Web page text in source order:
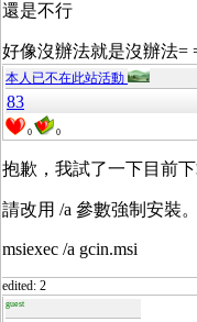
還是不行
好像沒辦法就是沒辦法=
本人已不在此站活動
83
0 0
抱歉，我試了一下目前
請改用 /a 參數強制安裝。
msiexec /a gcin.msi
edited: 2
guest